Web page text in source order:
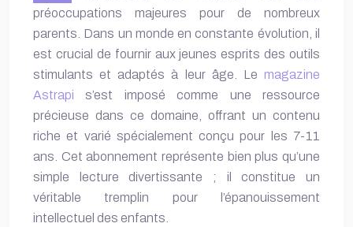
préoccupations majeures pour de nombreux
parents. Dans un monde en constante évolution, il
est crucial de fournir aux jeunes esprits des outils
stimulants et adaptés à leur âge. Le magazine
Astrapi s’est imposé comme une ressource
précieuse dans ce domaine, offrant un contenu
riche et varié spécialement conçu pour les 7-11
ans. Cet abonnement représente bien plus qu’une
simple lecture divertissante ; il constitue un
véritable tremplin pour l’épanouissement
intellectuel des enfants.